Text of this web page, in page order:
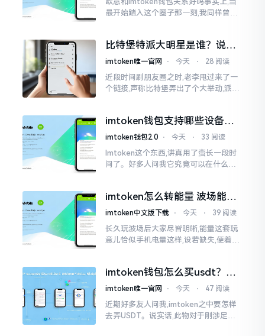
最开始踏入这个圈子那一刻,我同样曾因
推移才逐渐明晰
比特堡特派大明星是谁？说实
话，我真没搞明白
imtoken唯一官网 ⋅ 今天 ⋅ 28 阅读
近段时间刷朋友圈之时,老李甩过来了一
个链接,声称比特堡弄出了个大举动,派遣
磅”、“首发”、“独家”
imtoken钱包支持哪些设备？
手机电脑都能用
imtoken钱包2.0 ⋅ 今天 ⋅ 33 阅读
Imtoken这个东西,讲真用了蛮长一段时
间了。好多人问我它究竟可以在什么设
给予支持
imtoken怎么转能量 波场能量
转换教程
imtoken中文版下载 ⋅ 今天 ⋅ 39 阅读
长久玩波场后大家尽皆明晰,能量这套玩
意儿恰似手机电量这样,设若缺失,便着实
imtoken钱包怎么买usdt？老
手教你简单三步搞定
imtoken唯一官网 ⋅ 今天 ⋅ 47 阅读
近期好多友人问我,imtoken之中要怎样
去弄USDT。说实话,此物对于刚涉足币